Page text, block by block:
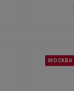
МОСКВА